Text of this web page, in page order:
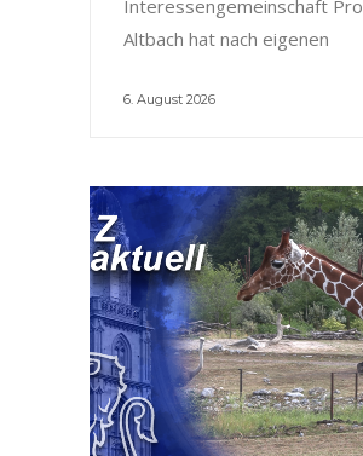
Interessengemeinschaft Pro
Altbach hat nach eigenen
6. August 2026